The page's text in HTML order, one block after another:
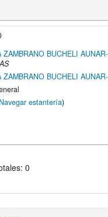
ZAMBRANO BUCHELI
ZAMBRANO BUCHELI
estantería)
0